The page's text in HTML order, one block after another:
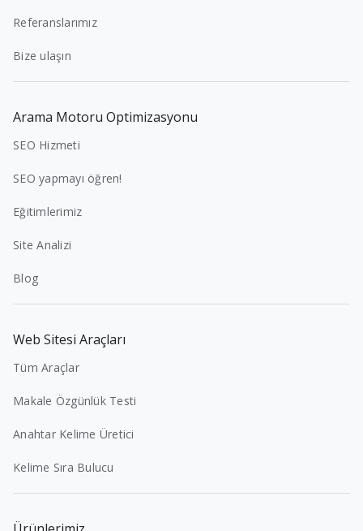
Referanslarımız
Bize ulaşın
Arama Motoru Optimizasyonu
SEO Hizmeti
SEO yapmayı öğren!
Eğitimlerimiz
Site Analizi
Blog
Web Sitesi Araçları
Tüm Araçlar
Makale Özgünlük Testi
Anahtar Kelime Üretici
Kelime Sıra Bulucu